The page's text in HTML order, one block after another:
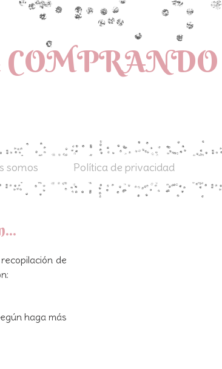
somos Política de privacidad
de
haga más